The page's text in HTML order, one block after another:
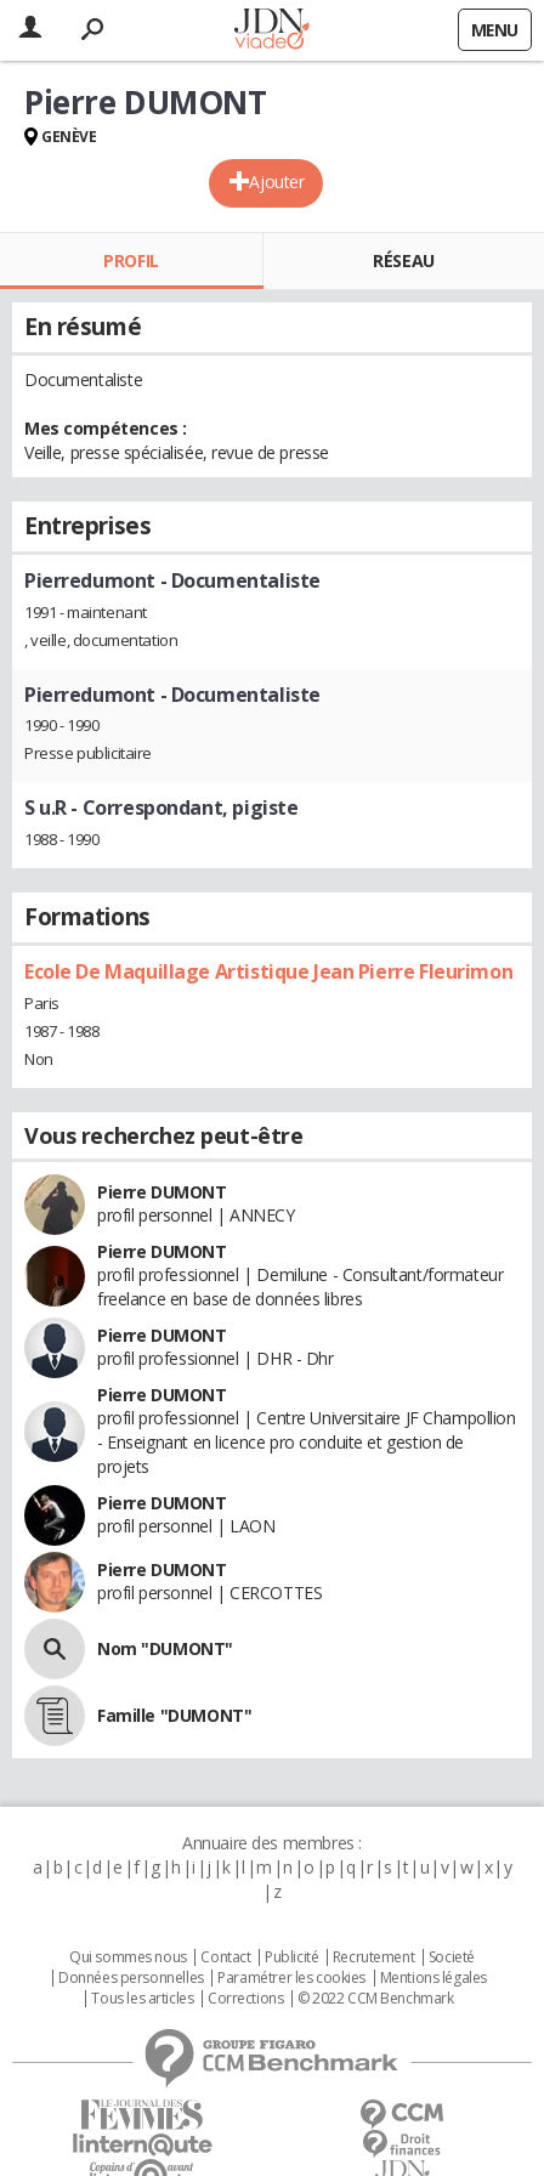
MENU
Ajouter
Pierre DUMONT
GENÈVE
PROFIL RÉSEAU
En résumé
Documentaliste
Mes compétences :
Veille, presse spécialisée, revue de presse
Entreprises
Pierredumont - Documentaliste
1991 - maintenant
, veille, documentation
Pierredumont - Documentaliste
1990 - 1990
Presse publicitaire
S u.R- Correspondant, pigiste
1988 - 1990
Formations
Ecole De Maquillage Artistique Jean Pierre Fleurimon
Paris
1987 - 1988
Non
Vous recherchez peut-être
Pierre DUMONT
profil personnel | ANNECY
Pierre DUMONT
profil professionnel | Demilune - Consultant/formateur
freelance en base de données libres
Pierre DUMONT
profil professionnel | DHR - Dhr
Pierre DUMONT
profil professionnel | Centre Universitaire JF Champollion
- Enseignant en licence pro conduite et gestion de
projets
Pierre DUMONT
profil personnel | LAON
Pierre DUMONT
profil personnel | CERCOTTES
Nom "DUMONT"
Famille "DUMONT"
Annuaire des membres :
a b c d e f g h i j k l m n o p q r s t u v w x y
z
Qui sommes nous Contact Publicité Recrutement
Societé
Données personnelles
Paramétrer les cookies
Mentions légales
Tous les articles
Corrections © 2022 CCM Benchmark